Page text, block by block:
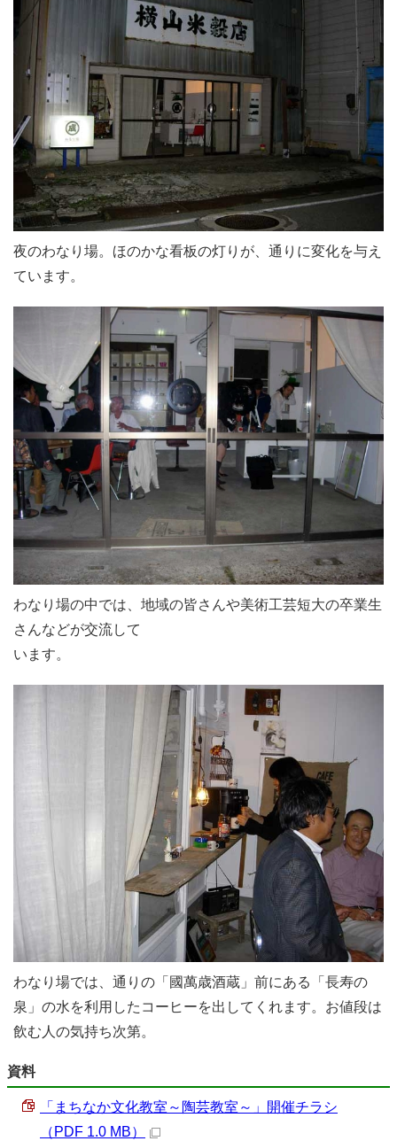
夜のわなり場。ほのかな看板の灯りが、通りに変化を与え
ています。
わなり場の中では、地域の皆さんや美術工芸短大の卒業生
さんなどが交流して
います。
わなり場では、通りの「國萬歳酒蔵」前にある「長寿の
泉」の水を利用したコーヒーを出してくれます。お値段は
飲む人の気持ち次第。
資料
「まちなか文化教室～陶芸教室～」開催チラシ
（PDF 1.0 MB）